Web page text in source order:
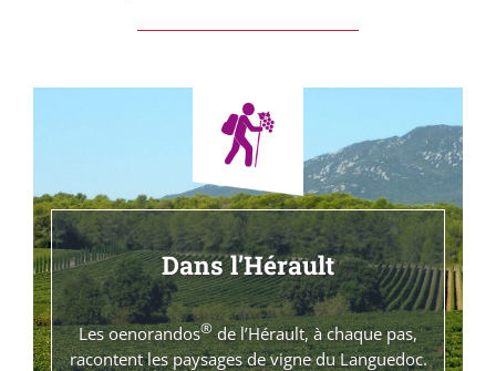
Dans l’Hérault
Les oenorandos®de l’Hérault, à chaque pas,
racontent les paysages de vigne du Languedoc.